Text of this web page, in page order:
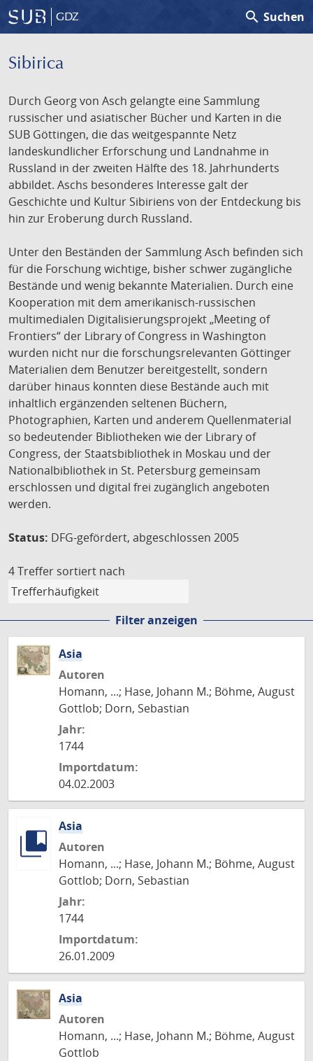
GDZ search Suchen
Sibirica
Durch Georg von Asch gelangte eine Sammlung
russischer und asiatischer Bücher und Karten in die
SUB Göttingen, die das weitgespannte Netz
landeskundlicher Erforschung und Landnahme in
Russland in der zweiten Hälfte des 18. Jahrhunderts
abbildet. Aschs besonderes Interesse galt der
Geschichte und Kultur Sibiriens von der Entdeckung bis
hin zur Eroberung durch Russland.
Unter den Beständen der Sammlung Asch befinden sich
für die Forschung wichtige, bisher schwer zugängliche
Bestände und wenig bekannte Materialien. Durch eine
Kooperation mit dem amerikanisch-russischen
multimedialen Digitalisierungsprojekt „Meeting of
Frontiers“ der Library of Congress in Washington
wurden nicht nur die forschungsrelevanten Göttinger
Materialien dem Benutzer bereitgestellt, sondern
darüber hinaus konnten diese Bestände auch mit
inhaltlich ergänzenden seltenen Büchern,
Photographien, Karten und anderem Quellenmaterial
so bedeutender Bibliotheken wie der Library of
Congress, der Staatsbibliothek in Moskau und der
Nationalbibliothek in St. Petersburg gemeinsam
erschlossen und digital frei zugänglich angeboten
werden.
Status: DFG-gefördert, abgeschlossen 2005
4 Treffer sortiert nach
Filter anzeigen
Asia
Autoren
Homann, ...; Hase, Johann M.; Böhme, August
Gottlob; Dorn, Sebastian
Jahr:
1744
Importdatum:
04.02.2003
Asia
Autoren
Homann, ...; Hase, Johann M.; Böhme, August
Gottlob; Dorn, Sebastian
Jahr:
1744
Importdatum:
26.01.2009
Asia
Autoren
Homann, ...; Hase, Johann M.; Böhme, August
Gottlob